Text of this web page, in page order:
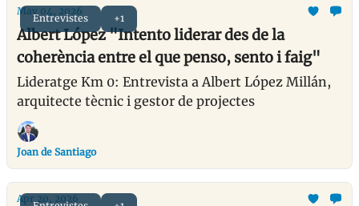
Entrevistes +1
May 04, 2026
Albert López "Intento liderar des de la
coherència entre el que penso, sento i faig"
Lideratge Km 0: Entrevista a Albert López Millán,
arquitecte tècnic i gestor de projectes
Joan de Santiago
Apr 20, 2026